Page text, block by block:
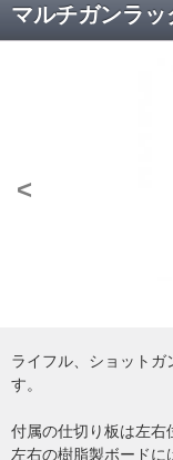
<
ライフル、ショット
す。
付属の仕切り板は左右
左右の樹脂製ボード